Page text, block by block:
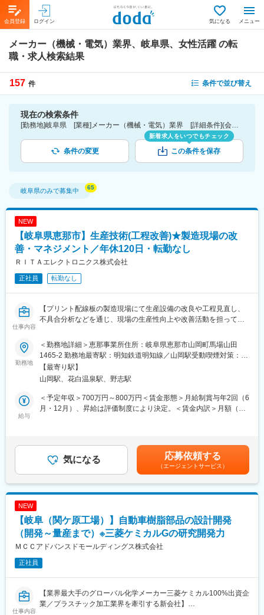
会員登録 ログイン 気になる メニュー
メーカー（機械・電気）業界、岐阜県、女性活躍 の転
職・求人検索結果
157 件 条件で並び替え
現在の検索条件
[勤務地]岐阜県 [業種]メーカー（機械・電気）業界 [詳細条件](会社・職場の環境)女性活躍
条件の変更
新着求人をいつでもチェック
この条件を保存
岐阜県のみで募集中
NEW
【岐阜県恵那市】生産技術(工程改善)★製造現場の改
善・マネジメント／年休120日・転勤なし
ＲＩＴＡエレクトロニクス株式会社
正社員 転勤なし
仕事内容
【プリント配線板の製造現場にて生産設備の改良や工程見直し、
不具合分析などを通じ、現場の生産性向上や改善活動を担ってい
■業務概要
当社の恵那事業所にて、主にプリント配線板の製造現場における
生産技術業務および改善業務全般をお任せします。設備や工程の
改良、原因分析、作業基準の整備など幅広い業務を通じて、製造
現場の生産効率や品質向上を実現していただきます。また、マネ
ジメントや人材育成にも携わり、組織力強化も重要なミッション
です。
り改善）
・不具合・異常の真因解析（再現、データ解析、切り分け）と恒
・設備投資の企画、仕様検討、導入・立上げ、改善（設備能力・
保全性の向上）
・生産性／コスト／品質（QCD）改善の推進（分析、施策立案、
強化）
・メンバー育成、進捗管理などのマネジメント（将来的な役割）
勤務地
＜勤務地詳細＞恵那事業所住所：岐阜県恵那市山岡町馬場山田
1465-2 勤務地最寄駅：明知鉄道明知線／山岡駅受動喫煙対策：屋
内全面禁煙変更の範囲：会社の定める事業所
【最寄り駅】
山岡駅、花白温泉駅、野志駅
給与
＜予定年収＞700万円～800万円＜賃金形態＞月給制賞与年2回（6
月・12月）、昇給は評価制度により決定。＜賃金内訳＞月額（基
動はありません。賃金はあくまでも目安の金額であり、選考を通
じて上下する可能性があります。月給(月額)は固定手当を含めた表
記です。
気になる 応募依頼する
（エージェントサービス）
NEW
【岐阜（関ケ原工場）】自動車樹脂部品の設計開発
（開発～量産まで）※三菱ケミカルGの研究開発力
ＭＣＣアドバンスドモールディングス株式会社
正社員
仕事内容
【業界最大手のグローバル化学メーカー三菱ケミカル100%出資企
業／プラスチック加工業界を牽引する新会社】